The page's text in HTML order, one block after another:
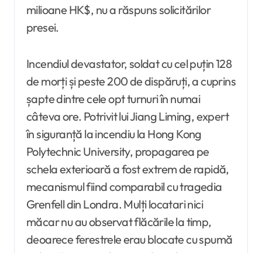
milioane HK$, nu a răspuns solicitărilor
presei.
Incendiul devastator, soldat cu cel puțin 128
de morți și peste 200 de dispăruți, a cuprins
șapte dintre cele opt turnuri în numai
câteva ore. Potrivit lui Jiang Liming, expert
în siguranță la incendiu la Hong Kong
Polytechnic University, propagarea pe
schela exterioară a fost extrem de rapidă,
mecanismul fiind comparabil cu tragedia
Grenfell din Londra. Mulți locatari nici
măcar nu au observat flăcările la timp,
deoarece ferestrele erau blocate cu spumă